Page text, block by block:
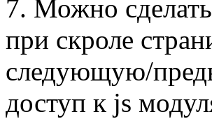
7. Можно
при скроле
следующую/
доступ к js